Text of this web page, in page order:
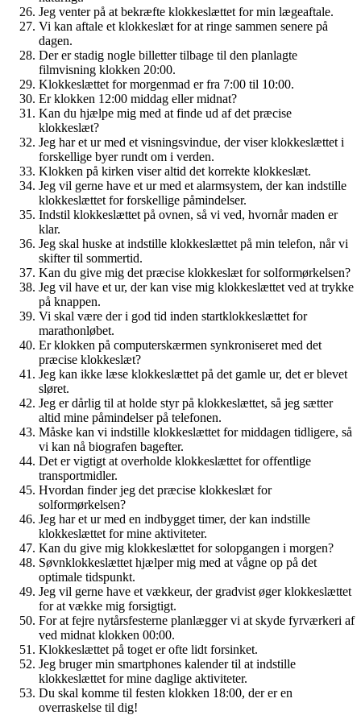
Jeg venter på at bekræfte klokkeslættet for min lægeaftale.
Vi kan aftale et klokkeslæt for at ringe sammen senere på
dagen.
Der er stadig nogle billetter tilbage til den planlagte
filmvisning klokken 20:00.
Klokkeslættet for morgenmad er fra 7:00 til 10:00.
Er klokken 12:00 middag eller midnat?
Kan du hjælpe mig med at finde ud af det præcise
klokkeslæt?
Jeg har et ur med et visningsvindue, der viser klokkeslættet i
forskellige byer rundt om i verden.
Klokken på kirken viser altid det korrekte klokkeslæt.
Jeg vil gerne have et ur med et alarmsystem, der kan indstille
klokkeslættet for forskellige påmindelser.
Indstil klokkeslættet på ovnen, så vi ved, hvornår maden er
klar.
Jeg skal huske at indstille klokkeslættet på min telefon, når vi
skifter til sommertid.
Kan du give mig det præcise klokkeslæt for solformørkelsen?
Jeg vil have et ur, der kan vise mig klokkeslættet ved at trykke
på knappen.
Vi skal være der i god tid inden startklokkeslættet for
marathonløbet.
Er klokken på computerskærmen synkroniseret med det
præcise klokkeslæt?
Jeg kan ikke læse klokkeslættet på det gamle ur, det er blevet
sløret.
Jeg er dårlig til at holde styr på klokkeslættet, så jeg sætter
altid mine påmindelser på telefonen.
Måske kan vi indstille klokkeslættet for middagen tidligere, så
vi kan nå biografen bagefter.
Det er vigtigt at overholde klokkeslættet for offentlige
transportmidler.
Hvordan finder jeg det præcise klokkeslæt for
solformørkelsen?
Jeg har et ur med en indbygget timer, der kan indstille
klokkeslættet for mine aktiviteter.
Kan du give mig klokkeslættet for solopgangen i morgen?
Søvnklokkeslættet hjælper mig med at vågne op på det
optimale tidspunkt.
Jeg vil gerne have et vækkeur, der gradvist øger klokkeslættet
for at vække mig forsigtigt.
For at fejre nytårsfesterne planlægger vi at skyde fyrværkeri af
ved midnat klokken 00:00.
Klokkeslættet på toget er ofte lidt forsinket.
Jeg bruger min smartphones kalender til at indstille
klokkeslættet for mine daglige aktiviteter.
Du skal komme til festen klokken 18:00, der er en
overraskelse til dig!